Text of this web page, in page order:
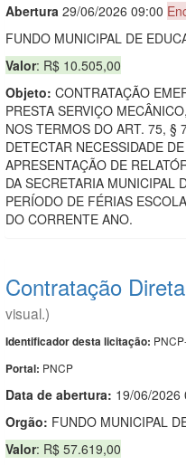
Abertura 29/06/2026 09:00
FUNDO MUNICIPAL DE
Valor: R$ 10.505,00
Objeto: CONTRATAÇÃO
PRESTA SERVIÇO
NOS TERMOS DO ART. 75, §
DETECTAR NECESSIDADE
APRESENTAÇÃO DE
DA SECRETARIA MUNICIPAL
PERÍODO DE FÉRIAS
DO CORRENTE ANO.
Contratação
visual.)
Identificador desta licitação:
Portal: PNCP
Data de abertura: 19/06/2026
Orgão: FUNDO MUNICIPAL
Valor: R$ 57.619,00